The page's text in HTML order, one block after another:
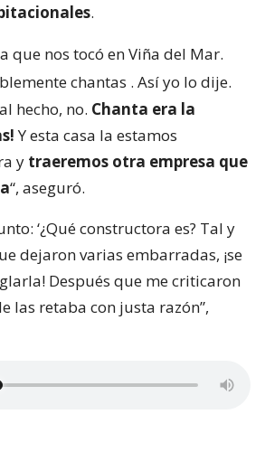
.
que nos tocó en Viña del Mar.
chantas . Así yo lo dije.
hecho, no. Chanta era la
Y esta casa la estamos
y traeremos otra empresa que
“, aseguró.
‘¿Qué constructora es? Tal y
dejaron varias embarradas, ¡se
Después que me criticaron
las retaba con justa razón”,